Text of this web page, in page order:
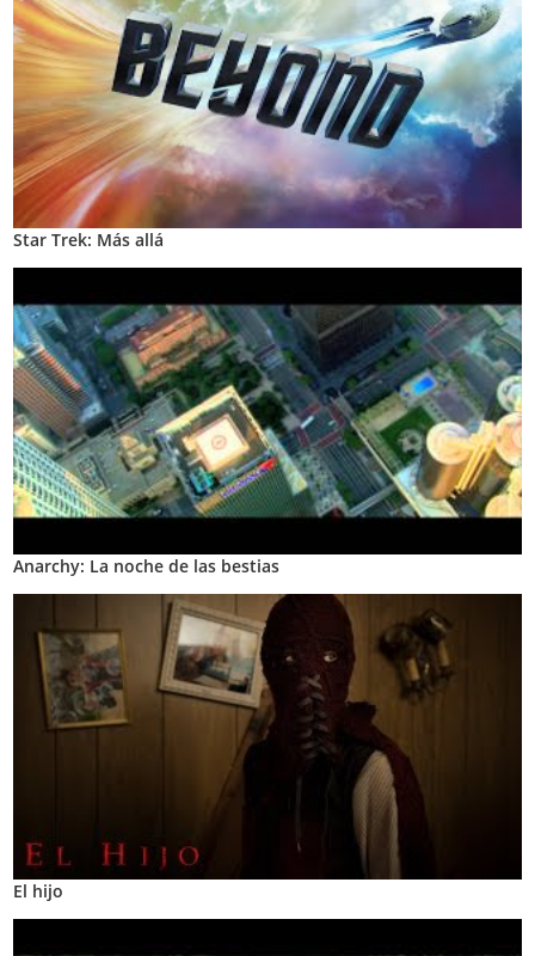
Star Trek: Más allá
Anarchy: La noche de las bestias
El hijo